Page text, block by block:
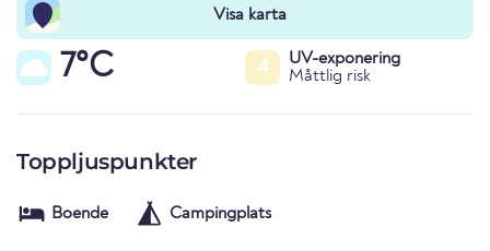
Visa karta
7°C 4
UV-exponering
Måttlig risk
Toppljuspunkter
Boende Campingplats